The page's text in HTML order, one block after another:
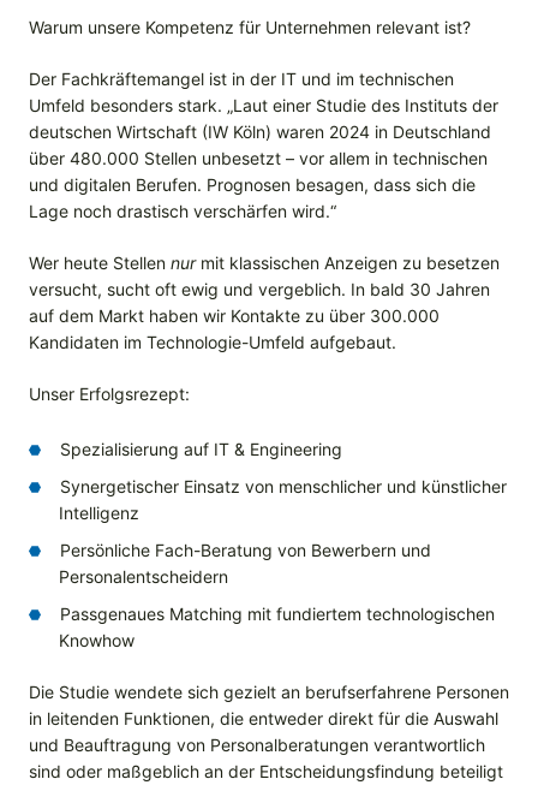
Warum unsere Kompetenz für Unternehmen relevant ist?
Der Fachkräftemangel ist in der IT und im technischen
Umfeld besonders stark. „Laut einer Studie des Instituts der
deutschen Wirtschaft (IW Köln) waren 2024 in Deutschland
über 480.000 Stellen unbesetzt – vor allem in technischen
und digitalen Berufen. Prognosen besagen, dass sich die
Lage noch drastisch verschärfen wird.“
Wer heute Stellen nurmit klassischen Anzeigen zu besetzen
versucht, sucht oft ewig und vergeblich. In bald 30 Jahren
auf dem Markt haben wir Kontakte zu über 300.000
Kandidaten im Technologie-Umfeld aufgebaut.
Unser Erfolgsrezept:
Spezialisierung auf IT & Engineering
Synergetischer Einsatz von menschlicher und künstlicher
Intelligenz
Persönliche Fach-Beratung von Bewerbern und
Personalentscheidern
Passgenaues Matching mit fundiertem technologischen
Knowhow
Die Studie wendete sich gezielt an berufserfahrene Personen
in leitenden Funktionen, die entweder direkt für die Auswahl
und Beauftragung von Personalberatungen verantwortlich
sind oder maßgeblich an der Entscheidungsfindung beteiligt